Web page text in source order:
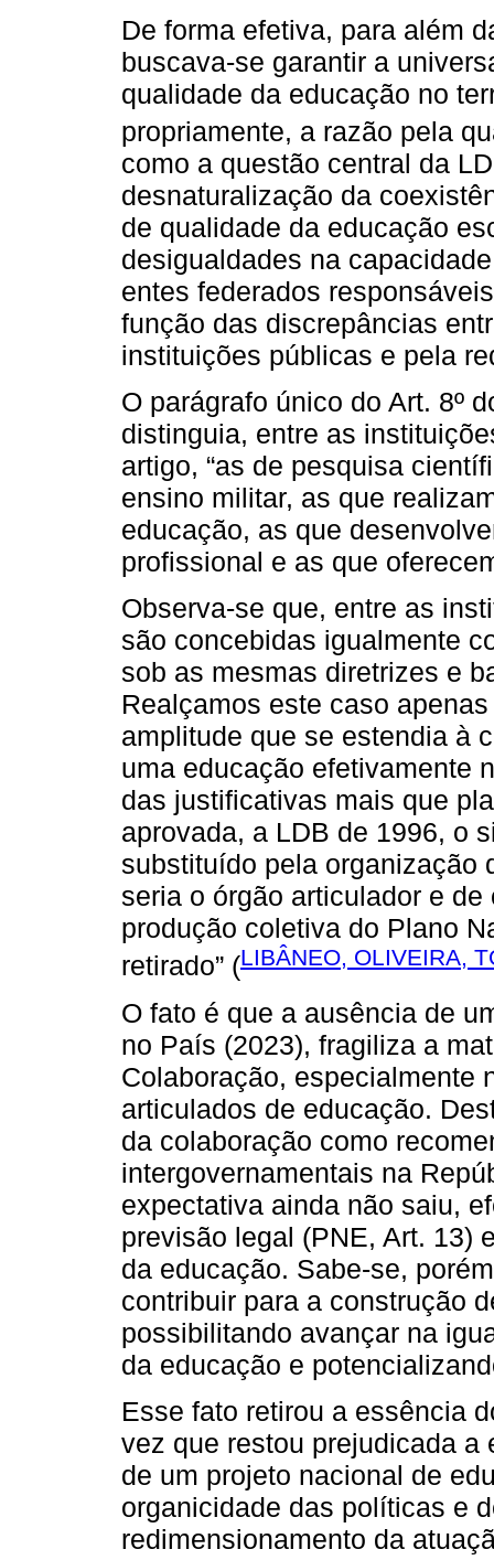
De forma efetiva, para além
buscava-se garantir a
qualidade da educação no
propriamente, a razão pela
como a questão central da
desnaturalização da
de qualidade da educação
desigualdades na
entes federados
função das discrepâncias
instituições públicas e pela
O parágrafo único do Art. 8º
distinguia, entre as
artigo, “as de pesquisa
ensino militar, as que
educação, as que
profissional e as que
Observa-se que, entre as
são concebidas igualmente
sob as mesmas diretrizes e
Realçamos este caso
amplitude que se estendia à
uma educação efetivamente
das justificativas mais que
aprovada, a LDB de 1996, o
substituído pela organização
seria o órgão articulador e
produção coletiva do Plano
retirado” (LIBÂNEO, OLIVEIRA,
O fato é que a ausência de
no País (2023), fragiliza a
Colaboração, especialmente
articulados de educação.
da colaboração como
intergovernamentais na
expectativa ainda não saiu,
previsão legal (PNE, Art. 13)
da educação. Sabe-se,
contribuir para a construção
possibilitando avançar na
da educação e
Esse fato retirou a essência
vez que restou prejudicada
de um projeto nacional de
organicidade das políticas e
redimensionamento da